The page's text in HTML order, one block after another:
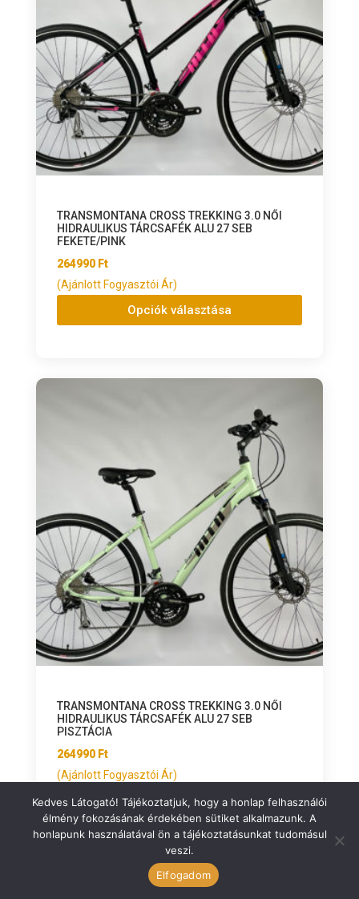
TRANSMONTANA CROSS TREKKING 3.0 NŐI
HIDRAULIKUS TÁRCSAFÉK ALU 27 SEB
FEKETE/PINK
264990 Ft
(Ajánlott Fogyasztói Ár)
Opciók választása
TRANSMONTANA CROSS TREKKING 3.0 NŐI
HIDRAULIKUS TÁRCSAFÉK ALU 27 SEB
PISZTÁCIA
264990 Ft
(Ajánlott Fogyasztói Ár)
Opciók választása
Kedves Látogató! Tájékoztatjuk, hogy a honlap felhasználói
élmény fokozásának érdekében sütiket alkalmazunk. A
honlapunk használatával ön a tájékoztatásunkat tudomásul
veszi.
Elfogadom